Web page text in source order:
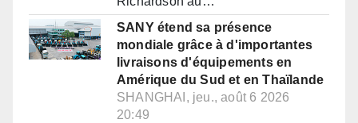
SANY étend sa présence
mondiale grâce à d'importantes
livraisons d'équipements en
Amérique du Sud et en Thaïlande
SHANGHAI, jeu., août 6 2026
20:49